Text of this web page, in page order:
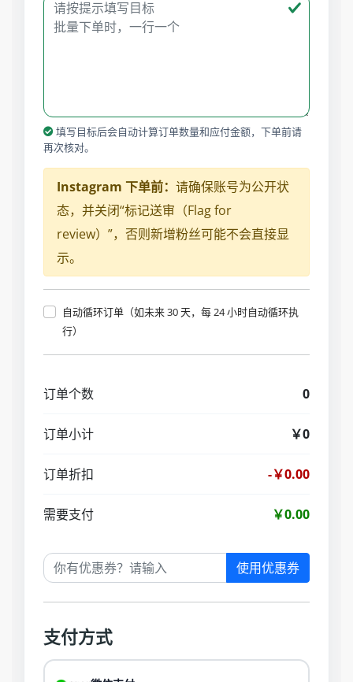
填写目标后会自动计算订单数量和应付金额，下单前请
再次核对。
Instagram 下单前： 请确保账号为公开状
态，并关闭“标记送审（Flag for
review）”，否则新增粉丝可能不会直接显
示。
自动循环订单（如未来 30 天，每 24 小时自动循环执
行）
订单个数 0
订单小计 ￥0
订单折扣 -￥0.00
需要支付 ￥0.00
使用优惠券
支付方式